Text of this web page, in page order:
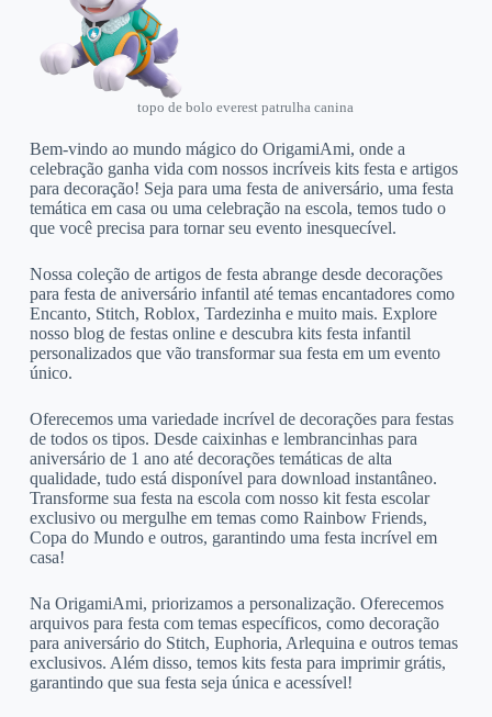
topo de bolo everest patrulha canina
Bem-vindo ao mundo mágico do OrigamiAmi, onde a
celebração ganha vida com nossos incríveis kits festa e artigos
para decoração! Seja para uma festa de aniversário, uma festa
temática em casa ou uma celebração na escola, temos tudo o
que você precisa para tornar seu evento inesquecível.
Nossa coleção de artigos de festa abrange desde decorações
para festa de aniversário infantil até temas encantadores como
Encanto, Stitch, Roblox, Tardezinha e muito mais. Explore
nosso blog de festas online e descubra kits festa infantil
personalizados que vão transformar sua festa em um evento
único.
Oferecemos uma variedade incrível de decorações para festas
de todos os tipos. Desde caixinhas e lembrancinhas para
aniversário de 1 ano até decorações temáticas de alta
qualidade, tudo está disponível para download instantâneo.
Transforme sua festa na escola com nosso kit festa escolar
exclusivo ou mergulhe em temas como Rainbow Friends,
Copa do Mundo e outros, garantindo uma festa incrível em
casa!
Na OrigamiAmi, priorizamos a personalização. Oferecemos
arquivos para festa com temas específicos, como decoração
para aniversário do Stitch, Euphoria, Arlequina e outros temas
exclusivos. Além disso, temos kits festa para imprimir grátis,
garantindo que sua festa seja única e acessível!